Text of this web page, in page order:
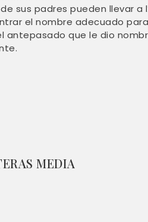
sus padres pueden llevar
el nombre adecuado
antepasado que le dio
MEDIA